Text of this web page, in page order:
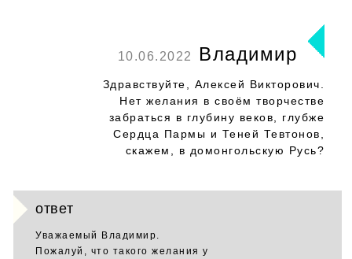
10.06.2022 Владимир
Здравствуйте, Алексей Викторович.
Нет желания в своëм творчестве
забраться в глубину веков, глубже
Сердца Пармы и Теней Тевтонов,
скажем, в домонгольскую Русь?
ответ
Уважаемый Владимир.
Пожалуй, что такого желания у